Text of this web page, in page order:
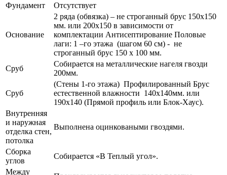
Фундамент Отсутствует
Основание
2 ряда (обвязка) – не строганный брус 150х150
мм. или 200х150 в зависимости от
комплектации Антисептирование Половые
лаги: 1 –го этажа (шагом 60 см) - не
строганный брус 150 х 100 мм.
Сруб
Собирается на металлические нагеля гвозди
200мм.
Сруб
(Стены 1-го этажа) Профилированный Брус
естественной влажности 140х140мм. или
190х140 (Прямой профиль или Блок-Хаус).
Внутренняя
и наружная
отделка стен,
потолка
Выполнена оцинковаными гвоздями.
Сборка
углов
Собирается «В Теплый угол».
Между